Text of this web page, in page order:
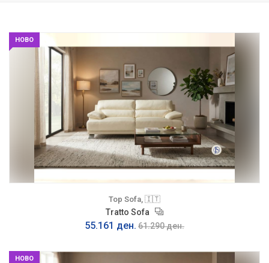
НОВО
Top Sofa, 🇮🇹
Tratto Sofa
55.161 ден. 61.290 ден.
НОВО